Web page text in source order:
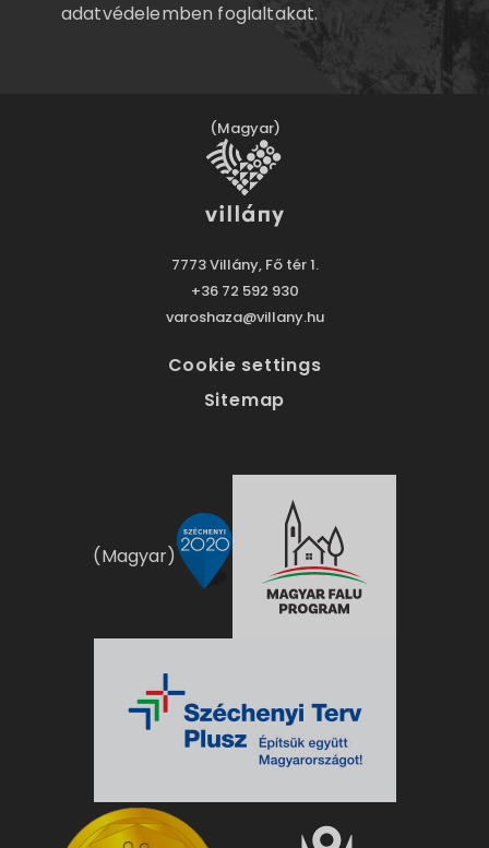
adatvédelemben foglaltakat.
(Magyar)
7773 Villány, Fő tér 1.
+36 72 592 930
varoshaza@villany.hu
Cookie settings
Sitemap
(Magyar)